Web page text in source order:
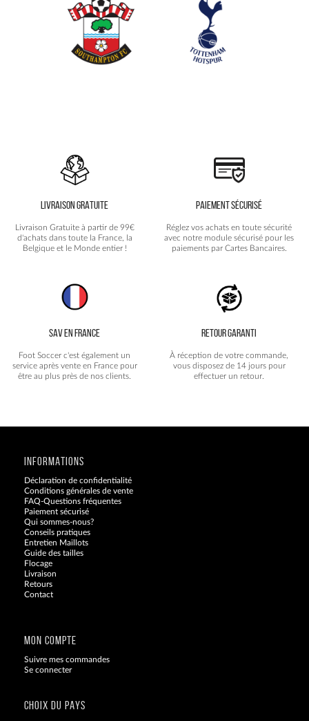
LIVRAISON GRATUITE
Livraison Gratuite à partir de 99€
d'achats dans toute la France, la
Belgique et le Monde entier !
PAIEMENT SÉCURISÉ
Réglez vos achats en toute sécurité
avec notre module sécurisé pour les
paiements par Cartes Bancaires.
SAV EN FRANCE
Foot Soccer c'est également un
service après vente en France pour
être au plus près de nos clients.
RETOUR GARANTI
À réception de votre commande,
vous disposez de 14 jours pour
effectuer un retour.
INFORMATIONS
Déclaration de confidentialité
Conditions générales de vente
FAQ-Questions fréquentes
Paiement sécurisé
Qui sommes-nous?
Conseils pratiques
Entretien Maillots
Guide des tailles
Flocage
Livraison
Retours
Contact
MON COMPTE
Suivre mes commandes
Se connecter
CHOIX DU PAYS